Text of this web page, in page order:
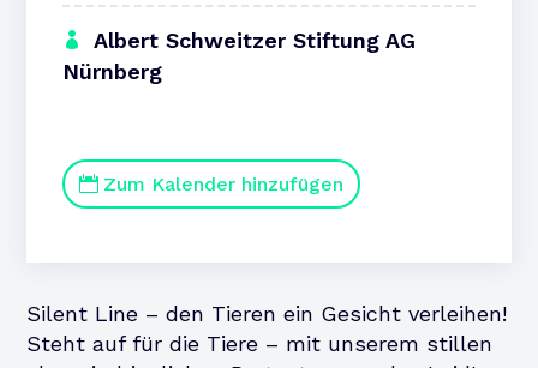
Albert Schweitzer Stiftung AG
Nürnberg
Zum Kalender hinzufügen
Silent Line – den Tieren ein Gesicht verleihen!
Steht auf für die Tiere – mit unserem stillen